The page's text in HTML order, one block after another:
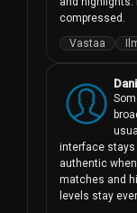
compressed.
Vastaa
interface stays
authentic
matches and
levels stay